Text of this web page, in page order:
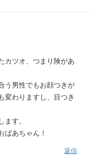
カツオ、つまり険があ
う男性でもお顔つきが
変わりますし、目つき
ます。
ばあちゃん！
返信